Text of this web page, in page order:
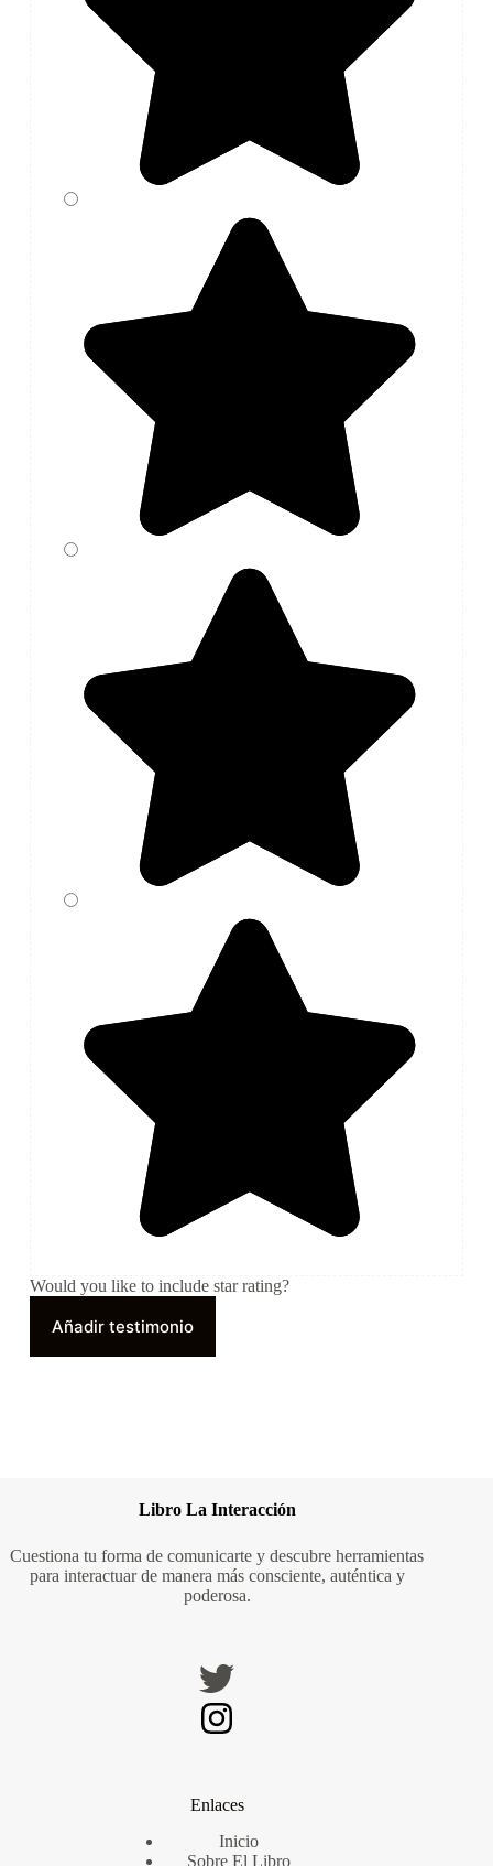
Would you like to include star rating?
Libro La Interacción
Cuestiona tu forma de comunicarte y descubre herramientas
para interactuar de manera más consciente, auténtica y
poderosa.
Enlaces
Inicio
Sobre El Libro